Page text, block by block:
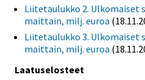
Liitetaulukko 2. Ulkomaiset
maittain, milj. euroa
Liitetaulukko 3.
maittain, milj. euroa
Laatuselosteet